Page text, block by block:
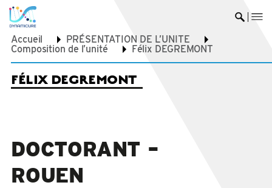
Accueil
PRÉSENTATION DE L’UNITE
Composition de l’unité
Félix DEGREMONT
FÉLIX DEGREMONT
DOCTORANT –
ROUEN